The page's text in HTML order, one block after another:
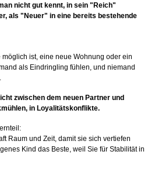
nicht gut kennt, in sein "Reich"
als "Neuer" in eine bereits bestehende
ist, eine neue Wohnung oder ein
als Eindringling fühlen, und niemand
zwischen dem neuen Partner und
in Loyalitätskonflikte.
Raum und Zeit, damit sie sich vertiefen
Kind das Beste, weil Sie für Stabilität in